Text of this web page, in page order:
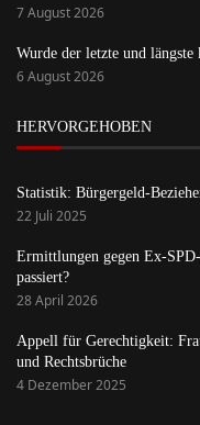
7 August 2026
Wurde der letzte und längste
6 August 2026
HERVORGEHOBEN
Statistik: Bürgergeld-
22 Juli 2025
Ermittlungen gegen Ex-
passiert?
28 April 2026
Appell für Gerechtigkeit:
und Rechtsbrüche
4 Dezember 2025